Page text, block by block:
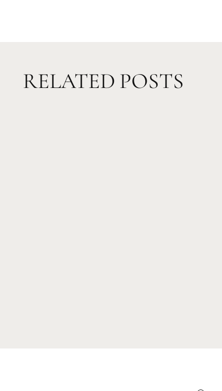
RELATED POSTS